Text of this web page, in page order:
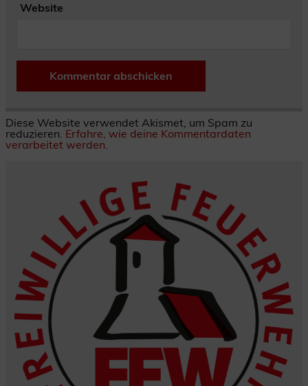
Website
Diese Website verwendet Akismet, um Spam zu
reduzieren. Erfahre, wie deine Kommentardaten
verarbeitet werden.